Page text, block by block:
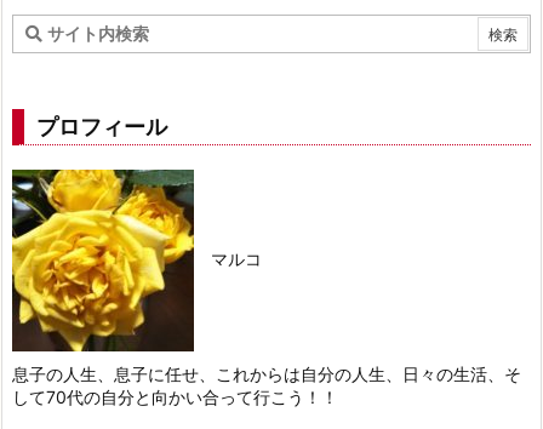
プロフィール
マルコ
息子の人生、息子に任せ、これからは自分の人生、日々の生活、そ
して70代の自分と向かい合って行こう！！